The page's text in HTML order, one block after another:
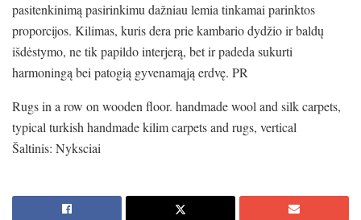
pasitenkinimą pasirinkimu dažniau lemia tinkamai parinktos
proporcijos. Kilimas, kuris dera prie kambario dydžio ir baldų
išdėstymo, ne tik papildo interjerą, bet ir padeda sukurti
harmoningą bei patogią gyvenamąją erdvę. PR
Rugs in a row on wooden floor. handmade wool and silk carpets,
typical turkish handmade kilim carpets and rugs, vertical
Šaltinis: Nyksciai